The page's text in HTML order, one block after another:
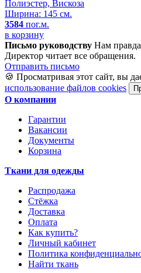
Полиэстер, Вискоза
Ширина: 145 см.
3584 пог.м.
в корзину
Письмо руководству Нам
Директор читает все обращения.
Отправить письмо
🍪 Просматривая этот сайт, вы
использование файлов cookies
О компании
Гарантии
Вакансии
Документы
Корзина
Ткани для одежды
Распродажа
Стёжка
Доставка
Оплата
Как купить?
Личный кабинет
Политика
Найти ткань